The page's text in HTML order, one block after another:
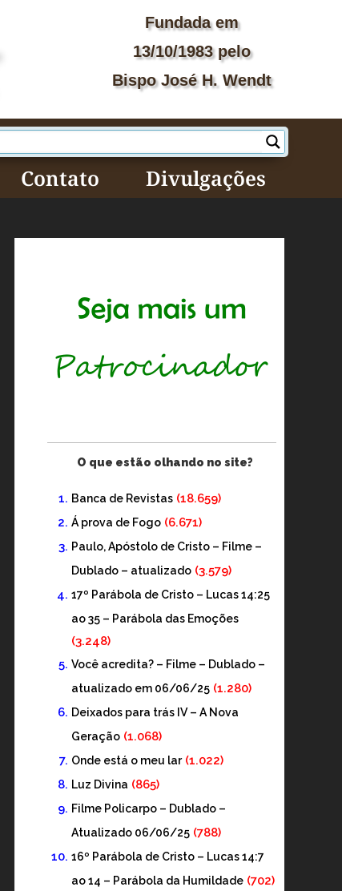
Fundada em
13/10/1983pelo
Bispo José H. Wendt
Contato Divulgações
O que estão olhando no site?
Banca de Revistas (18.659)
Á prova de Fogo (6.671)
Paulo, Apóstolo de Cristo – Filme –
Dublado – atualizado (3.579)
17º Parábola de Cristo – Lucas 14:25
ao 35 – Parábola das Emoções
(3.248)
Você acredita? – Filme – Dublado –
atualizado em 06/06/25 (1.280)
Deixados para trás IV – A Nova
Geração (1.068)
Onde está o meu lar (1.022)
Luz Divina (865)
Filme Policarpo – Dublado –
Atualizado 06/06/25 (788)
16º Parábola de Cristo – Lucas 14:7
ao 14 – Parábola da Humildade (702)